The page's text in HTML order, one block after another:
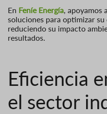
En FeníeEnergía, apoyamos
soluciones para optimizar
reduciendo su impacto
resultados.
Eficiencia
el sector